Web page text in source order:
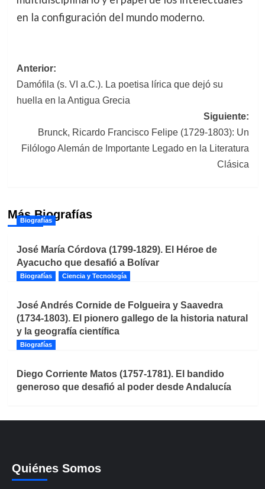
en la configuración del mundo moderno.
Navegación
de
entradas
Anterior:
Damófila (s. VI a.C.). La poetisa lírica que dejó su
huella en la Antigua Grecia
Siguiente:
Brunck, Ricardo Francisco Felipe (1729-1803): Un
Filólogo Alemán de Importante Legado en la Literatura
Clásica
Más Biografías
Biografías
José María Córdova (1799-1829). El Héroe de
Ayacucho que desafió a Bolívar
Biografías Ciencia y Tecnología
José Andrés Cornide de Folgueira y Saavedra
(1734-1803). El pionero gallego de la historia natural
y la geografía científica
Biografías
Diego Corriente Matos (1757-1781). El bandido
generoso que desafió al poder desde Andalucía
Quiénes Somos